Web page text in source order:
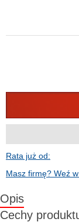
Rata już od:
Masz firmę? Weź
Opis
Cechy